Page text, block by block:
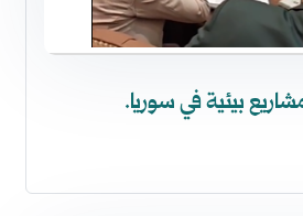
بيئية في سوريا.